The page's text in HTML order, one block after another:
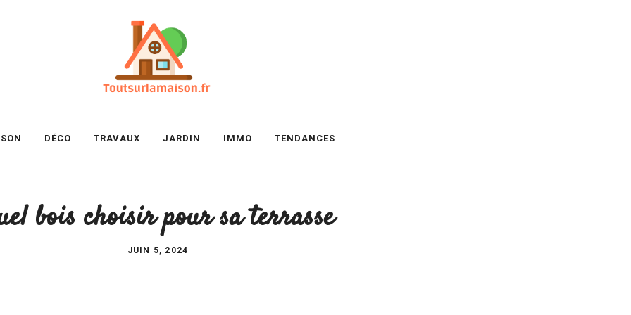
DÉCO TRAVAUX JARDIN IMMO TENDANCES
bois choisir pour sa terrasse
JUIN 5, 2024